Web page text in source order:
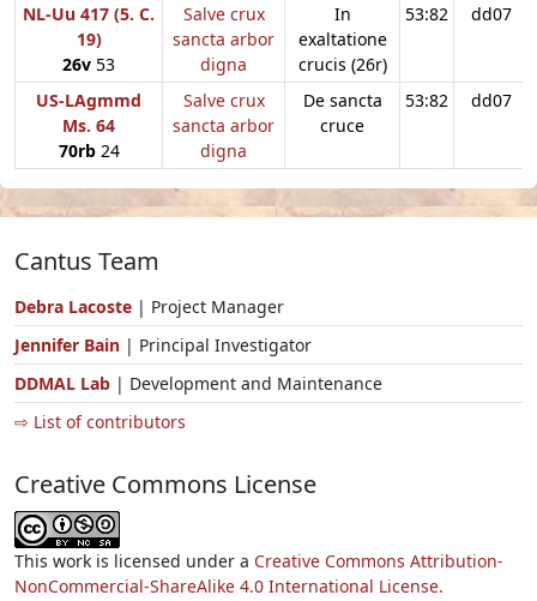
NL-Uu 417 (5. C.
19)
26v 53
Salve crux
sancta arbor
digna
In
exaltatione
crucis (26r)
53:82 dd07
US-LAgmmd
Ms. 64
70rb24
Salve crux
sancta arbor
digna
De sancta
cruce
53:82 dd07
Cantus Team
Debra Lacoste | Project Manager
Jennifer Bain | Principal Investigator
DDMAL Lab | Development and Maintenance
⇨ List of contributors
Creative Commons License
This work is licensed under a Creative Commons Attribution-
NonCommercial-ShareAlike 4.0 International License.